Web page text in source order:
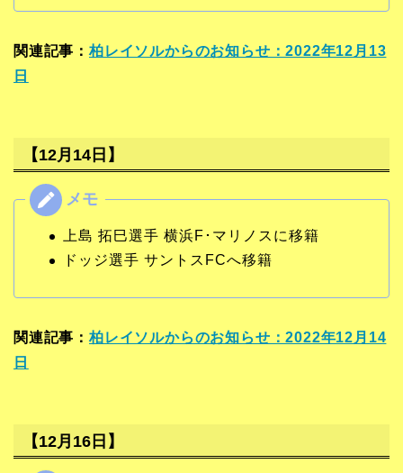
関連記事：柏レイソルからのお知らせ：2022年12月13
日
【12月14日】
上島 拓巳選手 横浜F･マリノスに移籍
ドッジ選手 サントスFCへ移籍
関連記事：柏レイソルからのお知らせ：2022年12月14
日
【12月16日】